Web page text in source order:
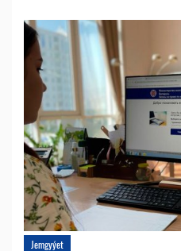
Jemgyýet